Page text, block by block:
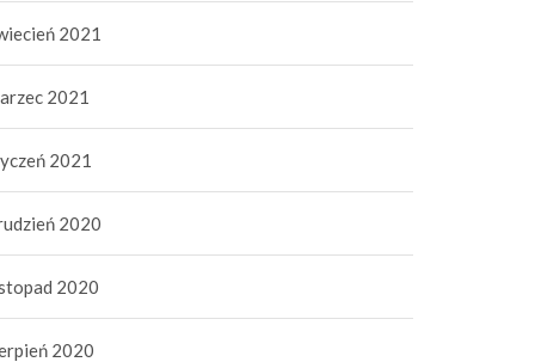
2021
2021
2021
2020
2020
2020